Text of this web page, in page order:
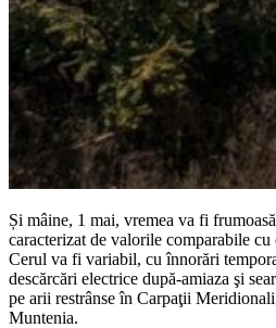
Și mâine, 1 mai, vremea va fi
caracterizat de valorile comparabile
Cerul va fi variabil, cu înnorări
descărcări electrice după-amiaza şi
pe arii restrânse în Carpaţii
Muntenia.